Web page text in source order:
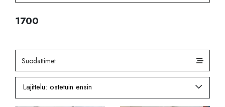
1700
Suodattimet